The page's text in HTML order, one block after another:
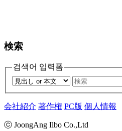
検索
검색어 입력폼
会社紹介 著作権 PC版 個人情報
ⓒ JoongAng Ilbo Co.,Ltd